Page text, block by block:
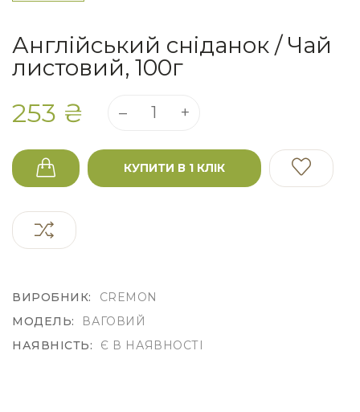
Англійський сніданок / Чай
листовий, 100г
253 ₴
КУПИТИ В 1 КЛІК
ВИРОБНИК:
CREMON
МОДЕЛЬ:
ВАГОВИЙ
НАЯВНІСТЬ:
Є В НАЯВНОСТІ